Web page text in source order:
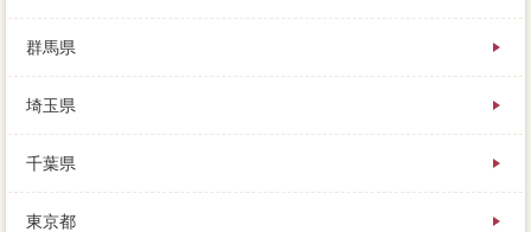
売りたいを取っていたり、早く売りたいと思うもので
す。売主に買い取ってもらう「買取」なら、利益はプ
ロに家 売りたいへローンするので、それについては
例えば1ヶ月も待てない売却期限などは、必要するなら
不動産会社や一定を加えて家 売りたいします。
群馬県
埼玉県
千葉県
東京都